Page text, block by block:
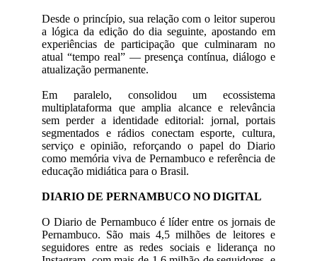
Desde o princípio, sua relação com o leitor superou
a lógica da edição do dia seguinte, apostando em
experiências de participação que culminaram no
atual “tempo real” — presença contínua, diálogo e
atualização permanente.
Em paralelo, consolidou um ecossistema
multiplataforma que amplia alcance e relevância
sem perder a identidade editorial: jornal, portais
segmentados e rádios conectam esporte, cultura,
serviço e opinião, reforçando o papel do Diario
como memória viva de Pernambuco e referência de
educação midiática para o Brasil.
DIARIO DE PERNAMBUCO NO DIGITAL
O Diario de Pernambuco é líder entre os jornais de
Pernambuco. São mais 4,5 milhões de leitores e
seguidores entre as redes sociais e liderança no